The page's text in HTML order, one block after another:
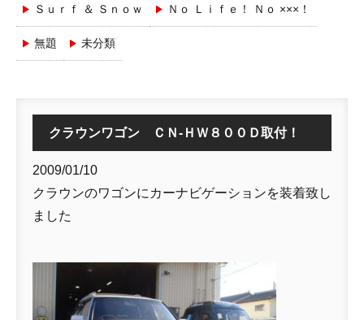
Ｓｕｒｆ ＆ Ｓｎｏｗ Ｎｏ Ｌｉｆｅ！ Ｎｏ ×××！
無題 未分類
クラウンワゴン ＣＮ-ＨＷ８００Ｄ取付！
2009/01/10
クラウンのワゴンにカーナビゲーションを装着致し
ました